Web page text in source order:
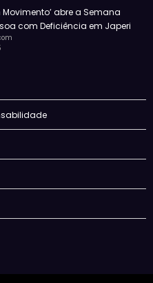
Movimento’ abre a Semana
com Deficiência em Japeri